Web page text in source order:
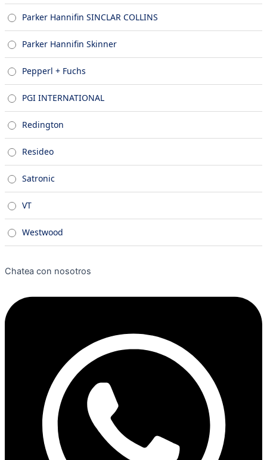
Parker Hannifin SINCLAR COLLINS
Parker Hannifin Skinner
Pepperl + Fuchs
PGI INTERNATIONAL
Redington
Resideo
Satronic
VT
Westwood
Chatea con nosotros